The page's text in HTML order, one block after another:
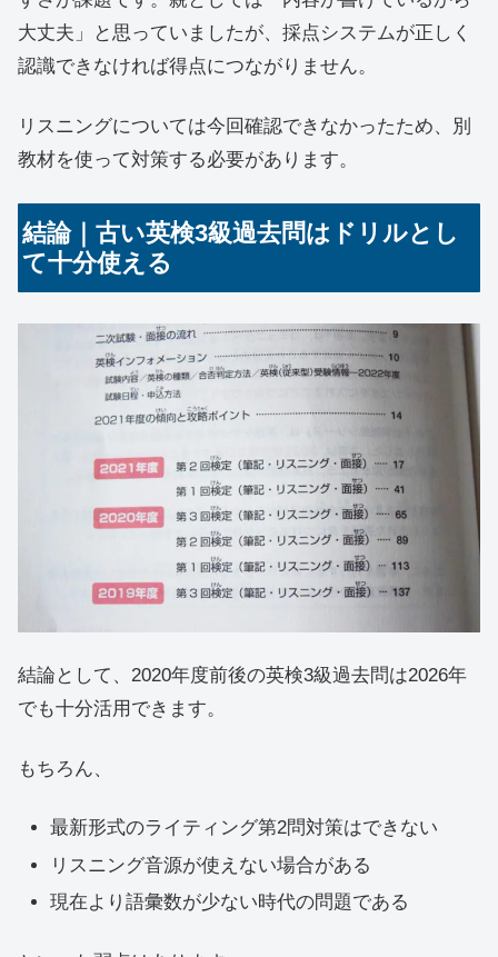
大丈夫」と思っていましたが、採点システムが正しく
認識できなければ得点につながりません。
リスニングについては今回確認できなかったため、別
教材を使って対策する必要があります。
結論｜古い英検3級過去問はドリルとし
て十分使える
結論として、2020年度前後の英検3級過去問は2026年
でも十分活用できます。
もちろん、
最新形式のライティング第2問対策はできない
リスニング音源が使えない場合がある
現在より語彙数が少ない時代の問題である